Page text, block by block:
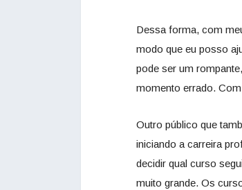
Dessa forma, com
modo que eu posso
pode ser um
momento errado.
Outro público que
iniciando a carreira
decidir qual curso
muito grande. Os